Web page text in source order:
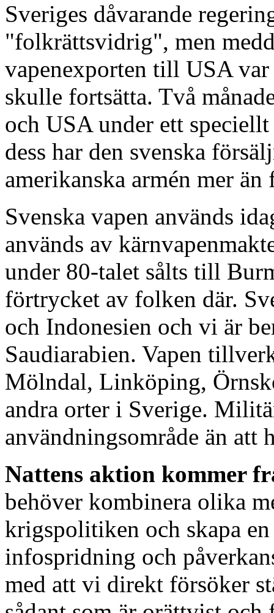
Sveriges dåvarande
"folkrättsvidrig", men
vapenexporten till USA
skulle fortsätta. Två
och USA under ett
dess har den svenska
amerikanska armén mer
Svenska vapen används
används av
under 80-talet sålts till
förtrycket av folken där.
och Indonesien och vi är
Saudiarabien. Vapen
Mölndal, Linköping,
andra orter i Sverige.
användningsområde än att
Nattens aktion kommer
behöver kombinera olika
krigspolitiken och skapa
infospridning och
med att vi direkt försöker